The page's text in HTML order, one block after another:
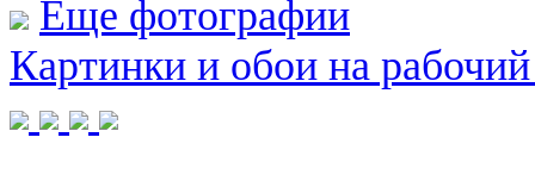
Еще фотографии
Картинки и обои на